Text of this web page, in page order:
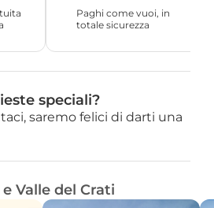
Paghi come vuoi, in
totale sicurezza
speciali?
saremo felici di darti una
Valle del Crati